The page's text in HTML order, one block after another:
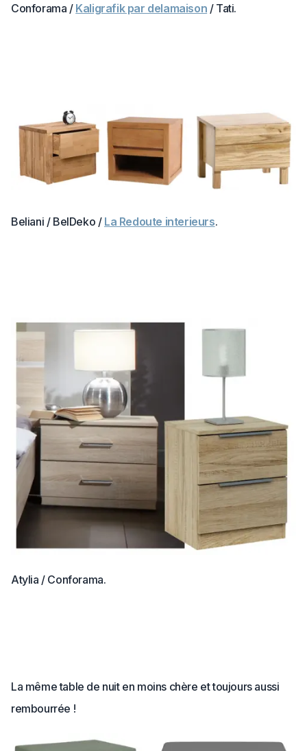
Conforama / Kaligrafik par delamaison / Tati.
Beliani / BelDeko / La Redoute interieurs.
Atylia / Conforama.
La même table de nuit en moins chère et toujours aussi
rembourrée !